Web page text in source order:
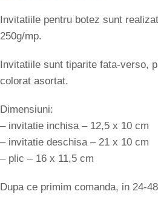
Invitatiile pentru botez sunt
250g/mp.
Invitatiile sunt tiparite fata-verso,
colorat asortat.
Dimensiuni:
– invitatie inchisa – 12,5 x 10 cm
– invitatie deschisa – 21 x 10 cm
– plic – 16 x 11,5 cm
Dupa ce primim comanda, in 24-